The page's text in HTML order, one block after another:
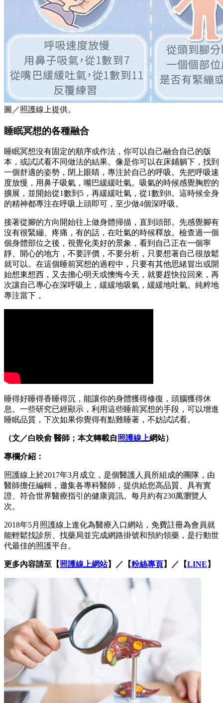
圖／照護線上提供。
睡眠冥想的各種融合
睡眠冥想沒有固定的順序或作法，你可以自己融合自己的版
本，或試試看不同做法的結果。像是你可以在床鋪躺下，找到
一個舒適的姿勢，閉上眼睛，專注於自己的呼吸。先把呼吸速
度放慢，用鼻子吸氣，嘴巴緩緩吐氣。吸氣的時候感覺胸腔的
擴展，並開始從1數到5，再緩緩吐氣，從1數到8。這時候全身
的精神都專注在呼吸上頭即可，至少做4個深呼吸。
接著從腳的方向開始往上做身體掃描，直到頭部。先感覺腳有
沒有很緊繃、疼痛，有的話，在吐氣的時候釋放。檢查過一個
個身體部位之後，視覺化美好的景象，看到自己正在一個寧
靜、開心的地方，不要評價，不要分析，只要想著自己很放鬆
就可以。在這個睡前冥想的過程中，只要有其他思緒冒出或開
始想東想西，又去擔心明天或懊悔今天，就要趕快拉回來，再
次讓自己專心在深呼吸上，緩緩地吸氣，緩緩地吐氣。純粹地
專注當下，
睡得好睡得香睡得沉，能讓你的身體獲得修復，頭腦獲得休
息。一些研究已經顯示，利用這些睡前冥想的手段，可以增進
睡眠品質，下次如果你覺得有點難睡著，不妨試試看。
（文／白映俞 醫師；本文轉載自照護線上網站）
專欄介紹：
照護線上於2017年3月成立，是個醫護人員所組成的團隊，由
醫師擔任編輯，邀集各專科醫師，提供給您高品質、具有實
證、符合世界醫療指引的健康資訊。每月約有230萬瀏覽人
次。
2018年5月照護線上進化為醫療入口網站，免費註冊為會員就
能輕鬆找診所、找藥局並完成網路掛號和預約領藥，是行動世
代最佳的照護平台。
更多內容請至【照護線上網站】／【粉絲專頁】／【LINE 】